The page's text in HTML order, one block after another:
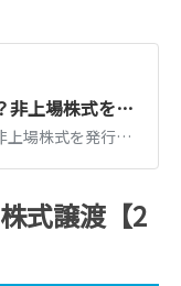
みなし配当とは？非上場株式を発行会社に売ると最大55%課税｜計算方法と対策
みなし配当とは、非上場株式を発行会社に譲渡した際などに配当とみなされ総合課税（最大約55%）される仕組みです。計算方法と、税負担を抑える対策を解説します。
式譲渡【2